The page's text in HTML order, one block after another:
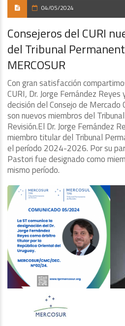
04/05/2024
Consejeros del CURI
del Tribunal
MERCOSUR
Con gran satisfacción
CURI, Dr. Jorge Fernández
decisión del Consejo de Mercado
son nuevos miembros del
Revisión.El Dr. Jorge Fernández
miembro titular del Tribunal
el período 2024-2026. Por su
Pastori fue designado como
mismo período.